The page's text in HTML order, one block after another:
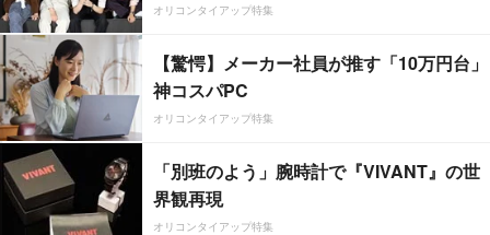
オリコンタイアップ特集
【驚愕】メーカー社員が推す「10万円台」
神コスパPC
オリコンタイアップ特集
「別班のよう」腕時計で『VIVANT』の世
界観再現
オリコンタイアップ特集